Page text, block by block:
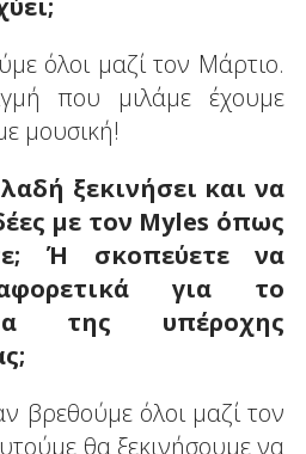
όλοι μαζί τον Μάρτιο.
που μιλάμε έχουμε
μουσική!
ξεκινήσει και να
με τον Myles όπως
Ή σκοπεύετε να
για το
της υπέροχης
βρεθούμε όλοι μαζί τον
θα ξεκινήσουμε να